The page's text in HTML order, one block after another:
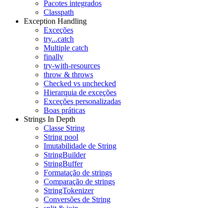
Pacotes integrados
Classpath
Exception Handling
Exceções
try...catch
Multiple catch
finally
try-with-resources
throw & throws
Checked vs unchecked
Hierarquia de exceções
Exceções personalizadas
Boas práticas
Strings In Depth
Classe String
String pool
Imutabilidade de String
StringBuilder
StringBuffer
Formatação de strings
Comparação de strings
StringTokenizer
Conversões de String